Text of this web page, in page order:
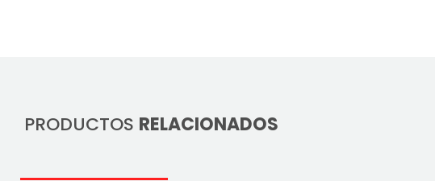
PRODUCTOS RELACIONADOS